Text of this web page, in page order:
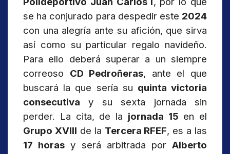
se ha conjurado para despedir este 2024
con una alegría ante su afición, que sirva
así como su particular regalo navideño.
Para ello deberá superar a un siempre
correoso CD Pedroñeras, ante el que
buscará la que sería su quinta victoria
consecutiva y su sexta jornada sin
perder. La cita, de la jornada 15 en el
Grupo XVIII de la Tercera RFEF, es a las
17 horas y será arbitrada porAlberto